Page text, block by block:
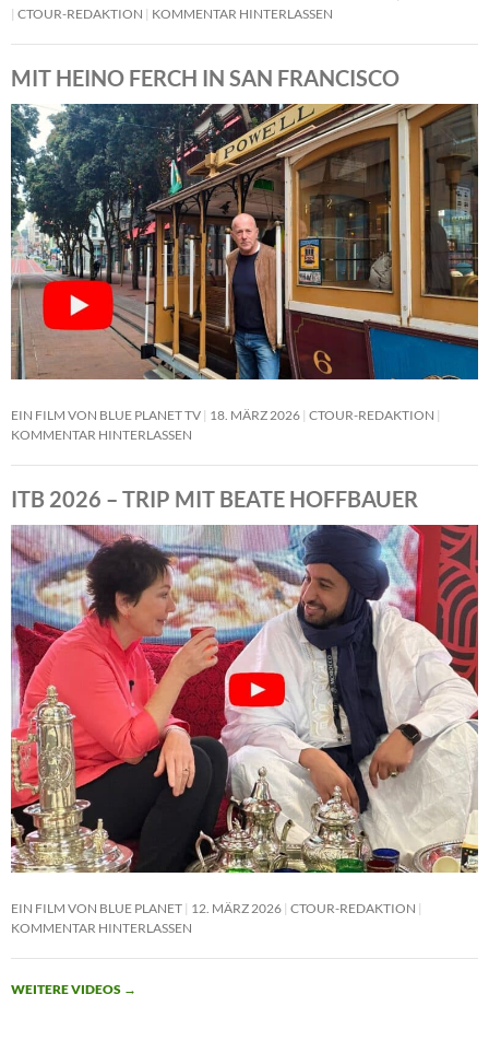
CTOUR-REDAKTION
KOMMENTAR HINTERLASSEN
MIT HEINO FERCH IN SAN FRANCISCO
EIN FILM VON BLUE PLANET TV 18. MÄRZ 2026 CTOUR-REDAKTION
KOMMENTAR HINTERLASSEN
ITB 2026 – TRIP MIT BEATE HOFFBAUER
EIN FILM VON BLUE PLANET 12. MÄRZ 2026 CTOUR-REDAKTION
KOMMENTAR HINTERLASSEN
WEITERE VIDEOS →